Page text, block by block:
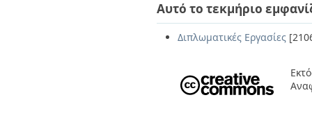
Αυτό το τεκμήριο
Διπλωματικές Εργασίες